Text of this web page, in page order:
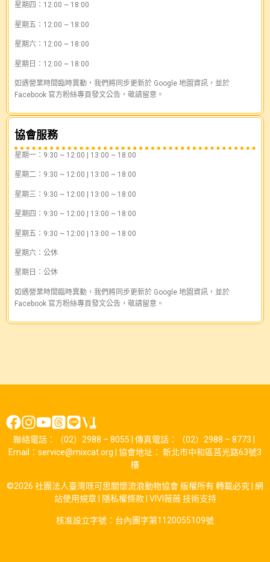
星期四：12:00 ~ 18:00
星期五：12:00 ~ 18:00
星期六：12:00 ~ 18:00
星期日：12:00 ~ 18:00
如遇營業時間臨時異動，我們將同步更新於 Google 地圖資訊，並於
Facebook 官方粉絲專頁發文公告，敬請留意。
協會服務
星期一：9:30 ~ 12:00 | 13:00 ~ 18:00
星期二：9:30 ~ 12:00 | 13:00 ~ 18:00
星期三：9:30 ~ 12:00 | 13:00 ~ 18:00
星期四：9:30 ~ 12:00 | 13:00 ~ 18:00
星期五：9:30 ~ 12:00 | 13:00 ~ 18:00
星期六：公休
星期日：公休
如遇營業時間臨時異動，我們將同步更新於 Google 地圖資訊，並於
Facebook 官方粉絲專頁發文公告，敬請留意。
聯絡電話：（02）2988 – 8055 | 傳真電話：（02）2988 – 8773 |
Email：service@mixcat.org | 協會地址： 新北市中和區莒光路63號3
樓
©2026 社團法人臺灣咪可思關懷流浪動物協會 版權所有 轉載必究 | 網
站使用規章| 隱私權條款| VIVI薇薇技術支持
核准設立字號：台內團字第1120055109號